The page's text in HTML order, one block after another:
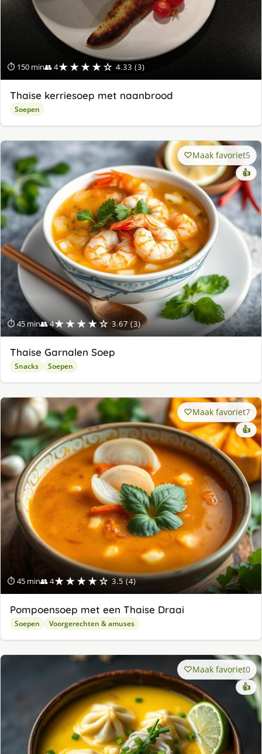
⏱ 150 min👥 4★★★★☆ 4.33 (3)
Thaise kerriesoep met naanbrood
Soepen
⏱ 45 min👥 4★★★★☆ 3.67 (3)
Maak favoriet5
👍
Thaise Garnalen Soep
Snacks Soepen
⏱ 45 min👥 4★★★★☆ 3.5 (4)
Maak favoriet7
👍
Pompoensoep met een Thaise Draai
Soepen Voorgerechten & amuses
Maak favoriet0
👍